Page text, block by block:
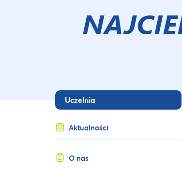
Uczelnia
Aktualności
O nas